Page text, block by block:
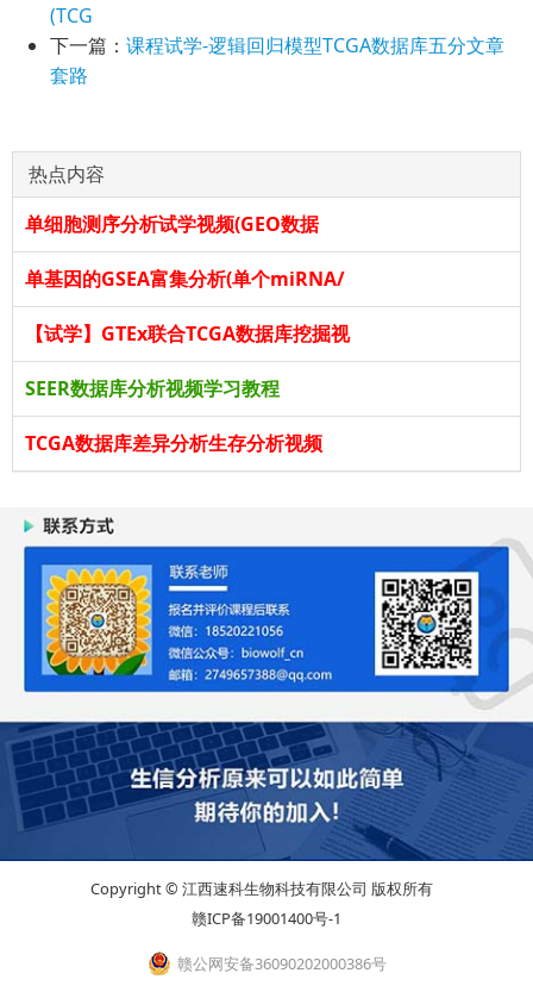
(TCG
下一篇： 课程试学-逻辑回归模型TCGA数据库五分文章
套路
热点内容
单细胞测序分析试学视频(GEO数据
单基因的GSEA富集分析(单个miRNA/
【试学】GTEx联合TCGA数据库挖掘视
SEER数据库分析视频学习教程
TCGA数据库差异分析生存分析视频
Copyright © 江西速科生物科技有限公司 版权所有
赣ICP备19001400号-1
赣公网安备36090202000386号